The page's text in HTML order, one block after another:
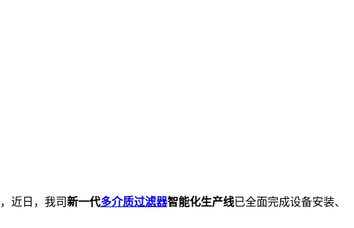
近日，我司新一代多介质过滤器智能化生产线已全面完成设备安装、